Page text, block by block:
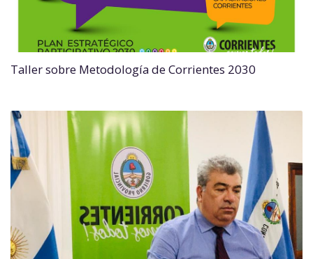
Taller sobre Metodología de Corrientes 2030